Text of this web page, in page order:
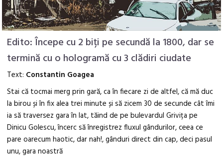
Edito: Începe cu 2 biți pe secundă la 1800, dar se
termină cu o hologramă cu 3 clădiri ciudate
Text: Constantin Goagea
Stai că tocmai merg prin gară, ca în fiecare zi de altfel, că mă duc
la birou și în fix alea trei minute și să zicem 30 de secunde cât îmi
ia să traversez gara în lat, tăind de pe bulevardul Grivița pe
Dinicu Golescu, încerc să înregistrez fluxul gândurilor, ceea ce
pare oarecum haotic, dar nah!, gânduri direct din cap, deci pasul
unu, gara noastră